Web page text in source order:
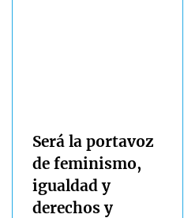
Será la portavoz
de feminismo,
igualdad y
derechos y